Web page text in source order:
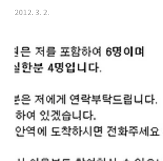
가격은 적당한지 .... 혹시 저와 마찬가지로 태
단 제목에서 저렴한 가격이라함은.. 오늘 소개
기본적인 스팩이 조만간 나오는 보급형 태블릿
저가형 태블릿 노트의 경우는 중국에서 직접
대행판매를 하..
2012. 3. 2.